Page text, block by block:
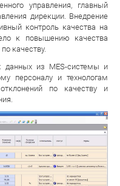
управления, главный
дирекции. Внедрение
контроль качества на
к повышению качества
качеству.
данных из MES-системы и
персоналу и технологам
по качеству и